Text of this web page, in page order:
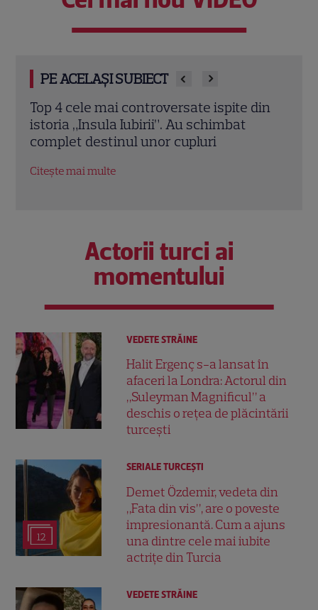
PE ACELAȘI SUBIECT
mai controversate ispite din
Iubirii”. Au schimbat
destinul unor cupluri
multe
Andrușca,
Iubirii –
relația cu
Actorii turci ai
momentului
VEDETE STRĂINE
Halit Ergenç s-a lansat în
afaceri la Londra: Actorul din
„Suleyman Magnificul” a
deschis o rețea de plăcintării
turcești
12
SERIALE TURCEŞTI
Demet Özdemir, vedeta din
„Fata din vis”, are o poveste
impresionantă. Cum a ajuns
una dintre cele mai iubite
actrițe din Turcia
VEDETE STRĂINE